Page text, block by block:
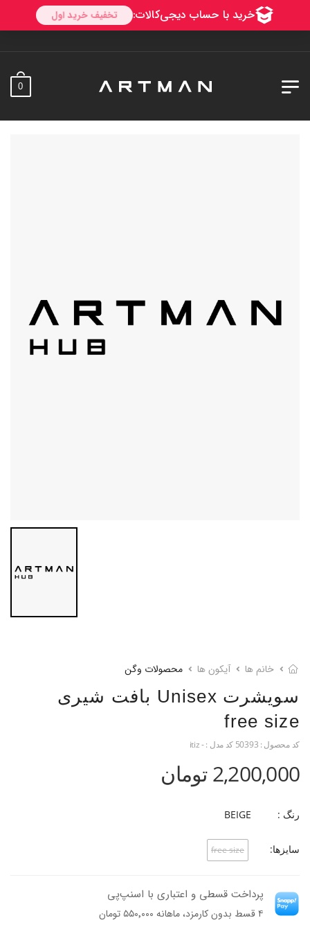
0
خانم ها آیکون ها محصولات وگن
سویشرت Unisex بافت شیری
free size
کد محصول : 50393 کد مدل :- itiz
2,200,000 تومان
رنگ : BEIGE
سایزها: free size
پرداخت قسطی و اعتباری با اسنپ‌پی
۴ قسط بدون کارمزد، ماهانه ۵۵۰٬۰۰۰ تومان